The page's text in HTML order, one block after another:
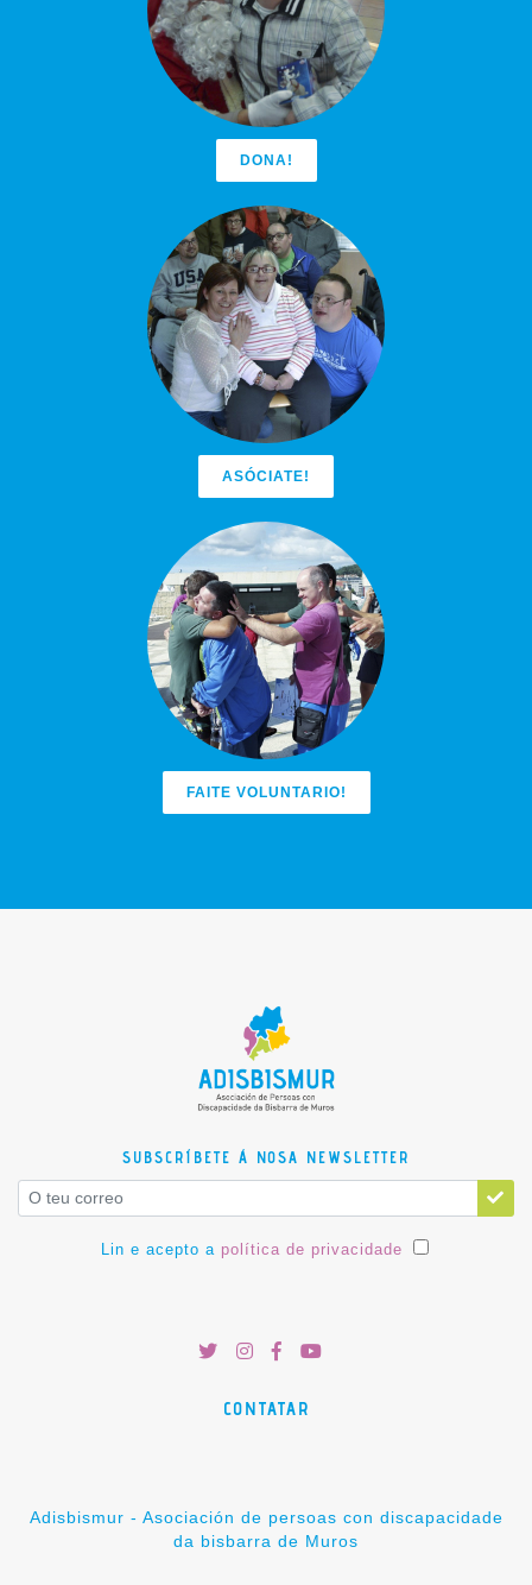
DONA!
ASÓCIATE!
FAITE VOLUNTARIO!
SUBSCRÍBETE Á NOSA NEWSLETTER
Lin e acepto a política de privacidade
CONTATAR
Adisbismur - Asociación de persoas con discapacidade
da bisbarra de Muros